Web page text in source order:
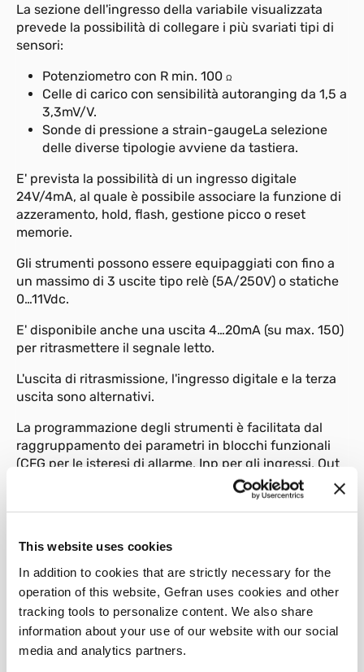
This website uses cookies
In addition to cookies that are strictly necessary for the
operation of this website, Gefran uses cookies and other
tracking tools to personalize content. We also share
information about your use of our website with our social
media and analytics partners.
La sezione dell'ingresso della variabile visualizzata
prevede la possibilità di collegare i più svariati tipi di
sensori:
Potenziometro con R min. 100 Ω
Celle di carico con sensibilità autoranging da 1,5 a
3,3mV/V.
Sonde di pressione a strain-gaugeLa selezione
delle diverse tipologie avviene da tastiera.
E' prevista la possibilità di un ingresso digitale
24V/4mA, al quale è possibile associare la funzione di
azzeramento, hold, flash, gestione picco o reset
memorie.
Gli strumenti possono essere equipaggiati con fino a
un massimo di 3 uscite tipo relè (5A/250V) o statiche
0…11Vdc.
E' disponibile anche una uscita 4…20mA (su max. 150)
per ritrasmettere il segnale letto.
L'uscita di ritrasmissione, l'ingresso digitale e la terza
uscita sono alternativi.
La programmazione degli strumenti è facilitata dal
raggruppamento dei parametri in blocchi funzionali
(CFG per le isteresi di allarme, Inp per gli ingressi, Out
per le uscite…) e dalla possibilità di selezionare un
disponibile un kit di programmazione da PC, composto
da un cavetto e da un programma guidato per
ambiente windows (vedere foglio tecnico cod.
GF_eXpress).
Un codice di protezione software impostabile (protetto
da una password) consente di limitare su tutti i livelli